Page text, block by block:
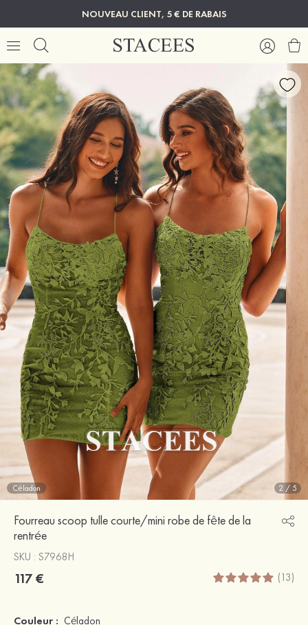
NOUVEAU CLIENT, 5 € DE RABAIS
Céladon 2 /5
Fourreau scoop tulle courte/mini robe de fête de la
rentrée
SKU : S7968H
117 € (13)
Couleur : Céladon